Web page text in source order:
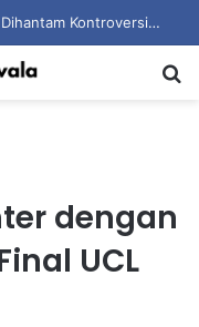
Infantino Akui Kesalahan Saat FIFA Dihantam Kontroversi Hak Komersial
dengan
UCL